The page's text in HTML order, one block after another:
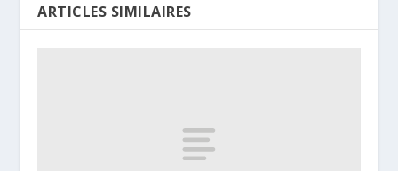
ARTICLES SIMILAIRES